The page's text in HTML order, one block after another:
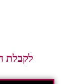
לקבלת